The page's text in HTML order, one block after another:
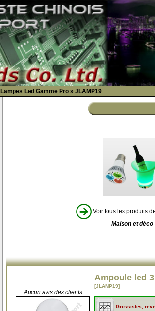
Lampes Led Gamme Pro » JLAMP19
Voir tous les produits
Maison et déco
Aucun avis des clients
Ampoule led
[JLAMP19]
Grossistes,